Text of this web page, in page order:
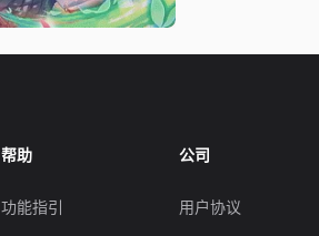
帮助
功能指引
公司
用户协议